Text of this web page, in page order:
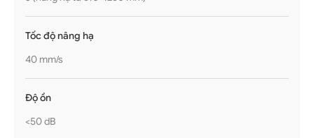
Tốc độ nâng hạ
40 mm/s
Độ ồn
<50 dB